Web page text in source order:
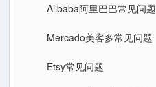
Alibaba阿里巴巴常见问题
Mercado美客多常见问题
Etsy常见问题